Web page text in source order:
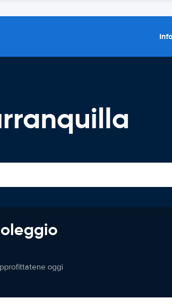
oggi